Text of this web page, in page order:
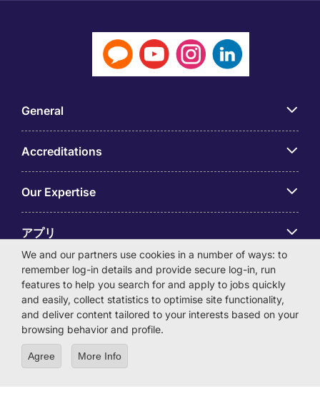
General
Accreditations
Our Expertise
アプリ
Employer Centre
© Michael Page International (Japan) K.K. Corporation
Number 0104-01-043253 Registered Office 6F Hulic
We and our partners use cookies in a number of ways: to
remember log-in details and provide secure log-in, run
features to help you search for and apply to jobs quickly
and easily, collect statistics to optimise site functionality,
and deliver content tailored to your interests based on your
browsing behavior and profile.
Agree More Info